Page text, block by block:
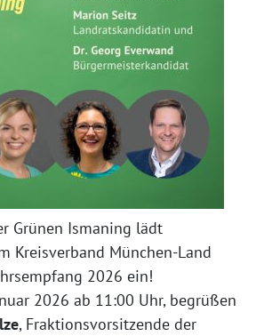
Grünen Ismaning lädt
Kreisverband München-Land
2026 ein!
2026 ab 11:00 Uhr, begrüßen
, Fraktionsvorsitzende der